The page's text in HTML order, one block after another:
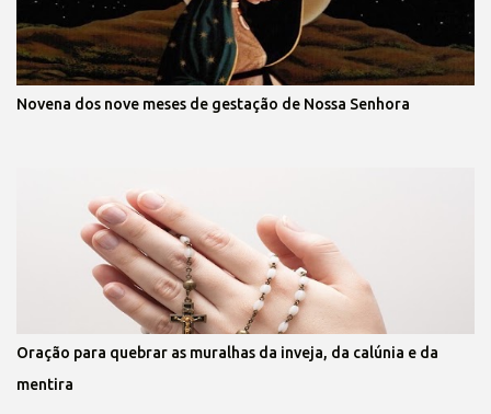
Novena dos nove meses de gestação de Nossa Senhora
Oração para quebrar as muralhas da inveja, da calúnia e da
mentira